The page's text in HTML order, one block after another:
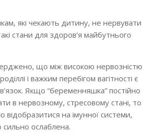
які чекають дитину, не нервувати
стани для здоров’я майбутнього
що між високою нервозністю
і важким перебігом вагітності є
Якщо “беременняшка” постійно
в нервозному, стресовому стані, то
відобразитися на імунної системи,
сильно ослаблена.